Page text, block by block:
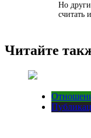
Но
считать
Читайте